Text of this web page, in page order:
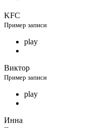
KFC
Пример записи
play
Виктор
Пример записи
play
Инна